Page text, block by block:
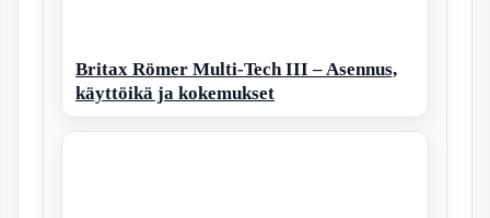
Britax Römer Multi-Tech III – Asennus,
käyttöikä ja kokemukset